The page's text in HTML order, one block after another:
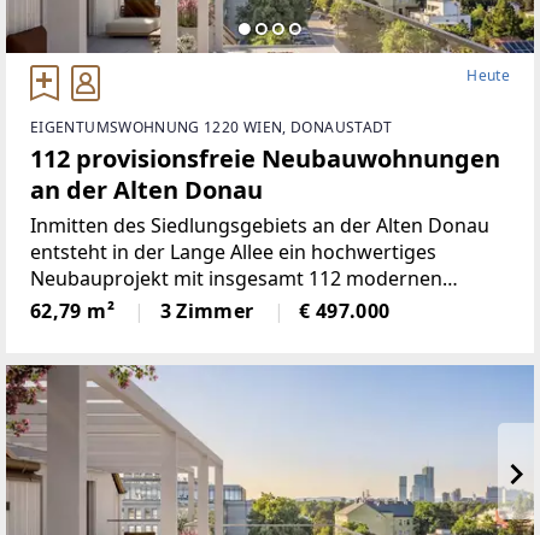
Heute
EIGENTUMSWOHNUNG 1220 WIEN, DONAUSTADT
112 provisionsfreie Neubauwohnungen
an der Alten Donau
Inmitten des Siedlungsgebiets an der Alten Donau
entsteht in der Lange Allee ein hochwertiges
Neubauprojekt mit insgesamt 112 modernen
Eigentumswohnungen, wovon drei als Maisonette-
Wohnungen geplant sind. Der architektonisch
62,79 m² 3 Zimmer € 497.000